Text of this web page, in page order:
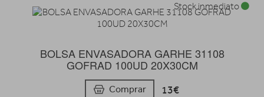
BOLSA ENVASADORA GARHE 31108
GOFRAD 100UD 20X30CM
Comprar 13€
Stock inmediato